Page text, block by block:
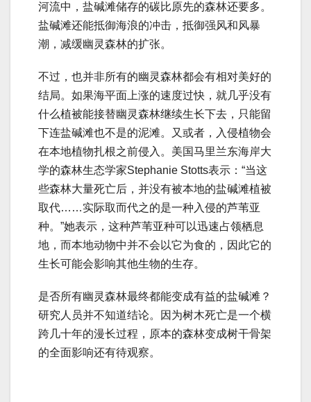
河流中，盐碱滩储存的碳比原先的森林还要多。
盐碱滩还能抵御海浪的冲击，抵御强风和风暴
潮，减缓幽灵森林的扩张。
不过，也并非所有的幽灵森林都会有相对美好的
结局。如果海平面上涨的速度过快，就几乎没有
什么植被能接替幽灵森林继续生长下去，只能留
下连盐碱滩也不是的泥滩。又或者，入侵植物会
在本地植物扎根之前侵入。美国马里兰东海岸大
学的森林生态学家Stephanie Stotts表示：“当这
些森林大量死亡后，并没有被本地的盐碱滩植被
取代……实际取而代之的是一种入侵的芦苇亚
种。”她表示，这种芦苇亚种可以迅速占领栖息
地，而本地动物中并不会以它为食的，因此它的
生长可能会影响其他生物的生存。
是否所有幽灵森林最终都能变成有益的盐碱滩？
研究人员并不知道结论。因为树木死亡是一个横
跨几十年的漫长过程，原本的森林变成树干骨架
的全面影响还有待观察。